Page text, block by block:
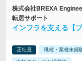
株式会社BREXA
転居サポート
インフラを支える【
正社員 職種・業種未経